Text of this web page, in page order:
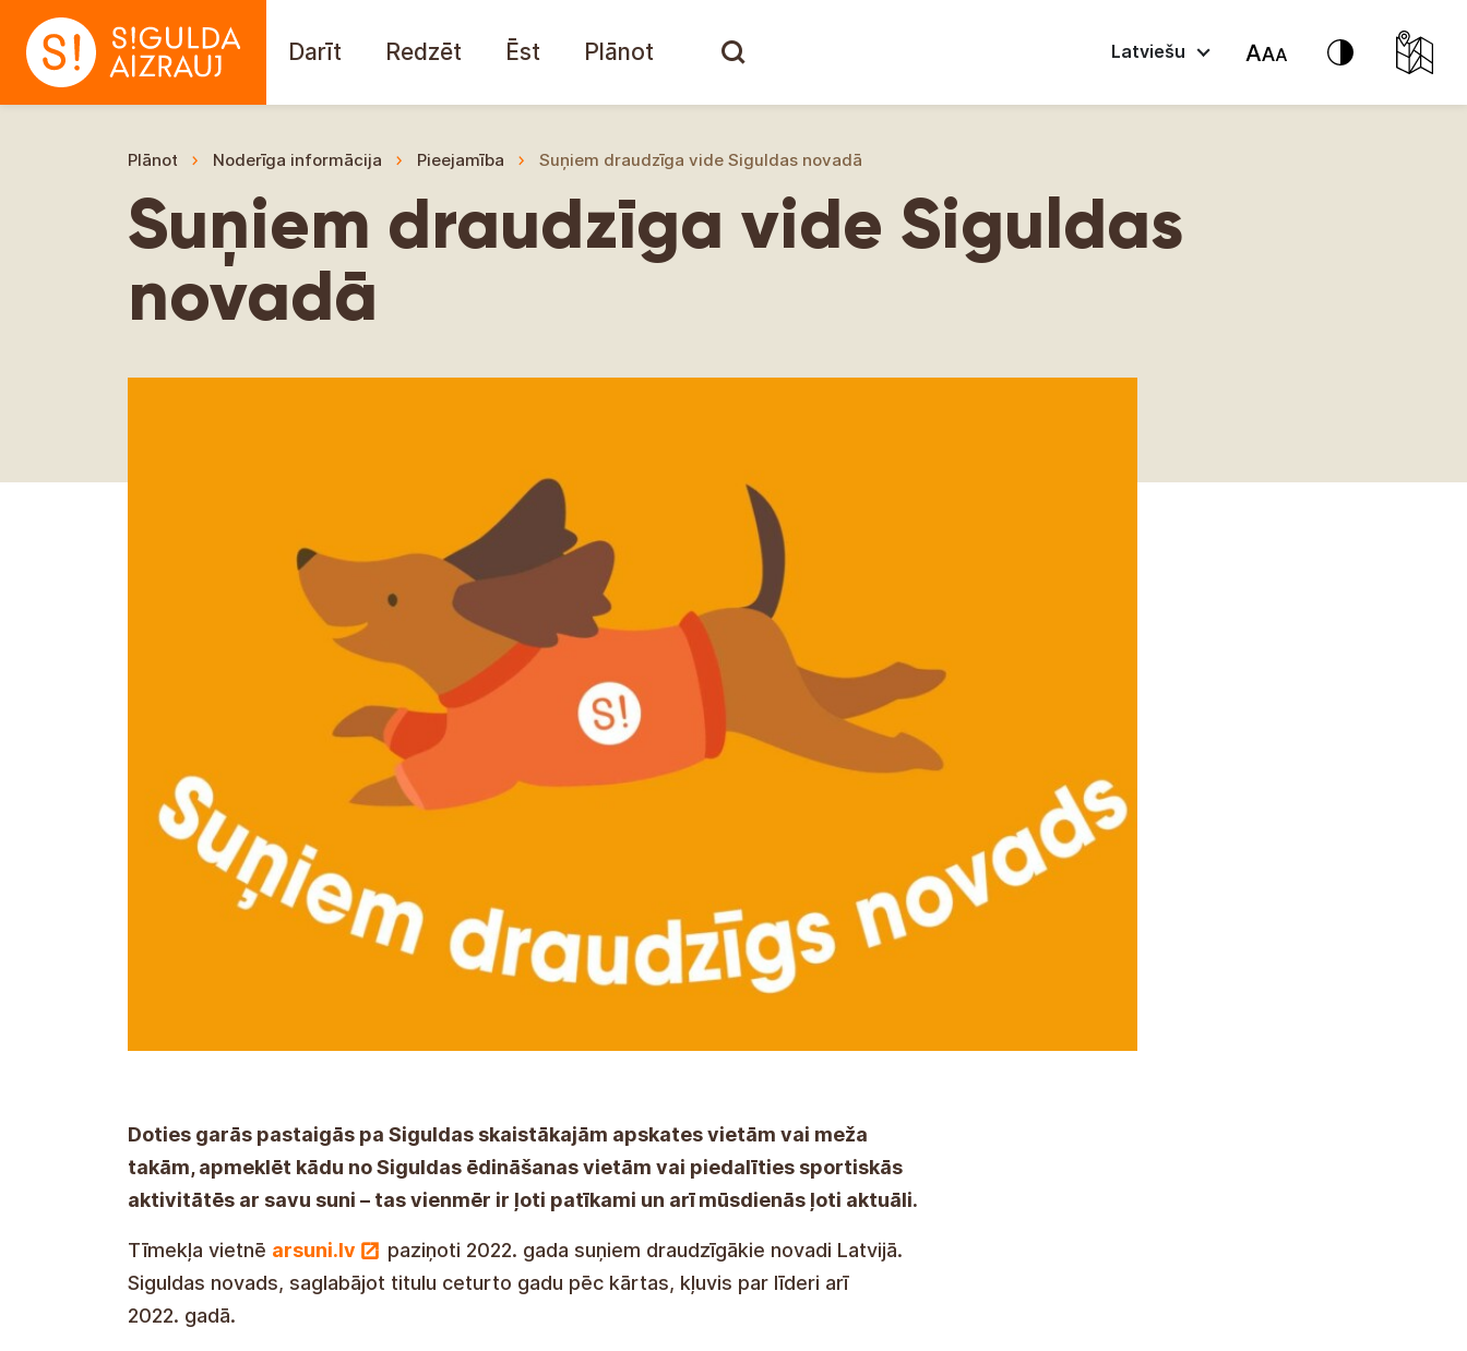
Darīt Redzēt Ēst Plānot Latviešu
Plānot Noderīga informācija Pieejamība Suņiem draudzīga vide Siguldas novadā
Suņiem draudzīga vide Siguldas
novadā
Doties garās pastaigās pa Siguldas skaistākajām apskates vietām vai meža
takām, apmeklēt kādu no Siguldas ēdināšanas vietām vai piedalīties sportiskās
aktivitātēs ar savu suni – tas vienmēr ir ļoti patīkami un arī mūsdienās ļoti aktuāli.
Tīmekļa vietnē arsuni.lv
paziņoti 2022. gada suņiem draudzīgākie novadi Latvijā.
Siguldas novads, saglabājot titulu ceturto gadu pēc kārtas, kļuvis par līderi arī
2022. gadā.